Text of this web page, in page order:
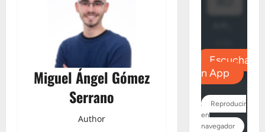
Miguel Ángel Gómez
Serrano
Author